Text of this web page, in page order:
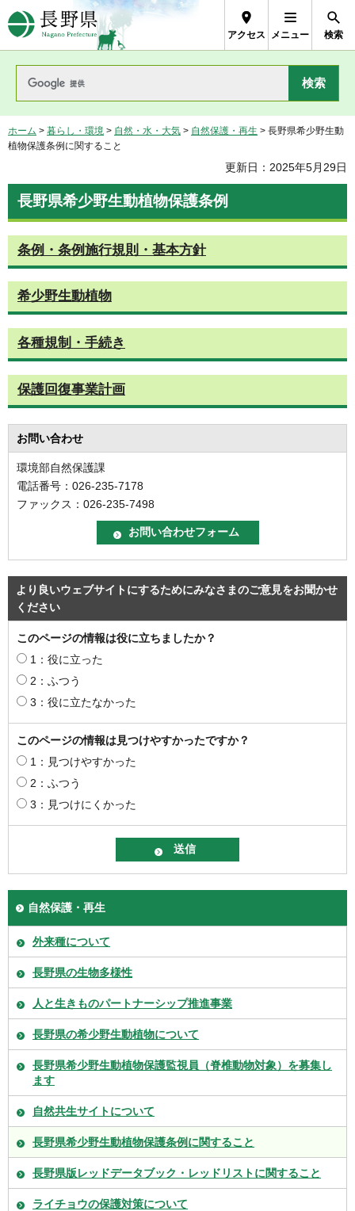
長野県Nagano Prefecture
アクセス メニュー 検索
ホーム > 暮らし・環境 > 自然・水・大気 > 自然保護・再生 > 長野県希少野生動
植物保護条例に関すること
更新日：2025年5月29日
長野県希少野生動植物保護条例
条例・条例施行規則・基本方針
希少野生動植物
各種規制・手続き
保護回復事業計画
お問い合わせ
環境部自然保護課
電話番号：026-235-7178
ファックス：026-235-7498
より良いウェブサイトにするためにみなさまのご意見をお聞かせ
ください
このページの情報は役に立ちましたか？
1：役に立った
2：ふつう
3：役に立たなかった
このページの情報は見つけやすかったですか？
1：見つけやすかった
2：ふつう
3：見つけにくかった
自然保護・再生
外来種について
長野県の生物多様性
人と生きものパートナーシップ推進事業
長野県の希少野生動植物について
長野県希少野生動植物保護監視員（脊椎動物対象）を募集し
ます
自然共生サイトについて
長野県希少野生動植物保護条例に関すること
長野県版レッドデータブック・レッドリストに関すること
ライチョウの保護対策について